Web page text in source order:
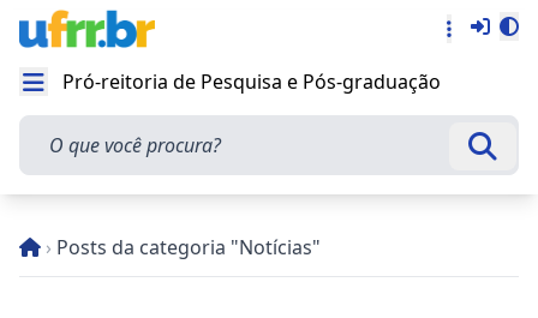
Abrir menu
Pró-reitoria de Pesquisa e Pós-graduação
O que você procura?
› Posts da categoria "Notícias"